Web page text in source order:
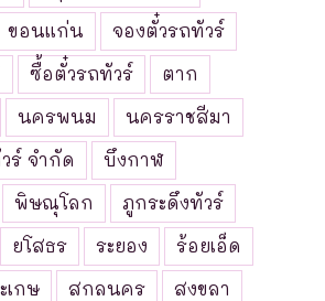
ขอนแก่น
จองตั๋วรถทัวร์
ซื้อตั๋วรถทัวร์
ตาก
นครพนม
นครราชสีมา
ร์ จำกัด
บึงกาฬ
พิษณุโลก
ภูกระดึงทัวร์
ยโสธร ระยอง
ร้อยเอ็ด
เกษ สกลนคร
สงขลา